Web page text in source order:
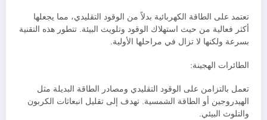
تعتمد على الطاقة الكهربائية بدلاً من الوقود التقليدي، مما يجعلها
أكثر فعالية من حيث استهلاك الوقود وتلويث البيئة. تتطور هذه التقنية
بسرعة ولكنها لا تزال في مراحلها الأولية.
الطائرات الهجينة:
تعمل بالتزامن على الوقود التقليدي ومصادر الطاقة البديلة مثل
الهيدروجين أو الطاقة الشمسية. تهدف إلى تقليل انبعاثات الكربون
والتلوث البيئي.